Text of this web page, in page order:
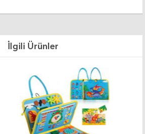
İlgili Ürünler